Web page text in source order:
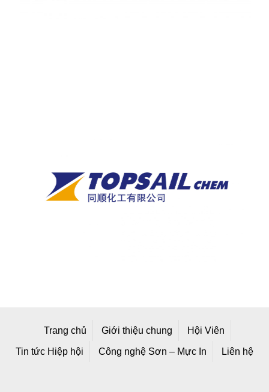
Trang chủ Giới thiệu chung Hội Viên
Tin tức Hiệp hội Công nghệ Sơn – Mực In Liên hệ